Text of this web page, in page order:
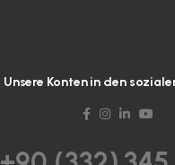
Unsere Konten in den